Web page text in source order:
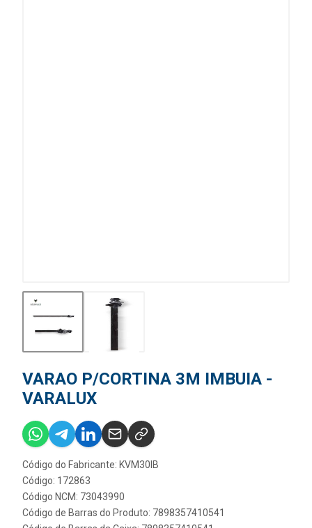
VARAO P/CORTINA 3M IMBUIA -
VARALUX
Código do Fabricante: KVM30IB
Código: 172863
Código NCM: 73043990
Código de Barras do Produto: 7898357410541